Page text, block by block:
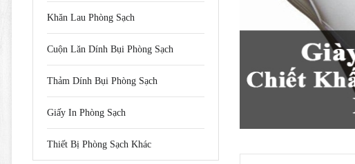
Khăn Lau Phòng Sạch
Cuộn Lăn Dính Bụi Phòng Sạch
Thảm Dính Bụi Phòng Sạch
Giấy In Phòng Sạch
Thiết Bị Phòng Sạch Khác